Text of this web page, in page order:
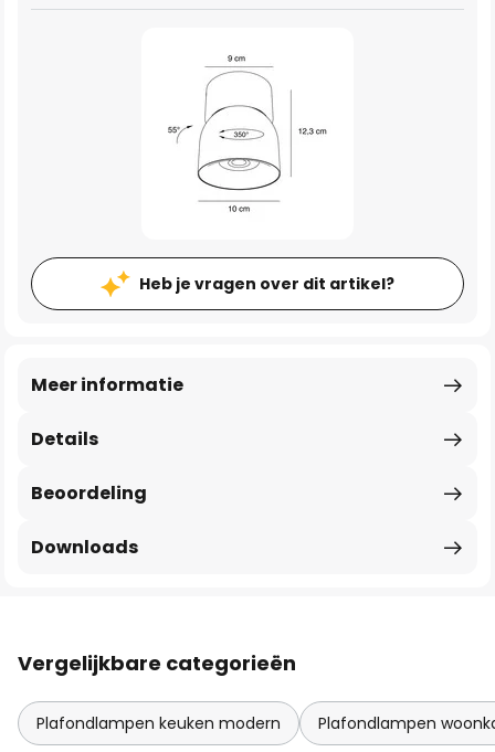
Heb je vragen over dit artikel?
Details
Meer informatie
Beoordeling
Downloads
Vergelijkbare categorieën
Plafondlampen keuken modern Plafondlampen